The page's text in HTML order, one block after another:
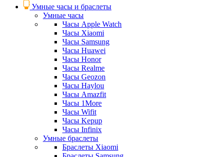
Умные часы и браслеты
Умные часы
Часы Apple Watch
Часы Xiaomi
Часы Samsung
Часы Huawei
Часы Honor
Часы Realme
Часы Geozon
Часы Haylou
Часы Amazfit
Часы 1More
Часы Wifit
Часы Kepup
Часы Infinix
Умные браслеты
Браслеты Xiaomi